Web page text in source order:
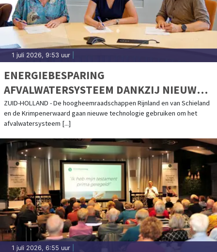
1 juli 2026, 9:53 uur
ENERGIEBESPARING
AFVALWATERSYSTEEM DANKZIJ NIEUWE
TECHNOLOGIE
ZUID-HOLLAND - De hoogheemraadschappen Rijnland en van Schieland
en de Krimpenerwaard gaan nieuwe technologie gebruiken om het
afvalwatersysteem [...]
1 juli 2026, 6:55 uur